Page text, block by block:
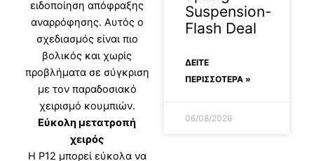
ειδοποίηση απόφραξης
αναρρόφησης. Αυτός ο
σχεδιασμός είναι πιο
βολικός και χωρίς
προβλήματα σε σύγκριση
με τον παραδοσιακό
χειρισμό κουμπιών.
Εύκολη μετατροπή
χειρός
Η P12 μπορεί εύκολα να
Suspension-
Flash Deal
ΔΕΊΤΕ
ΠΕΡΙΣΣΟΤΕΡΑ »
06/08/2026